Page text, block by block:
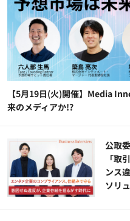
【5月19日(火)開催】Media
来のメディアか!?
公​​取
「取
ンス
ソリ